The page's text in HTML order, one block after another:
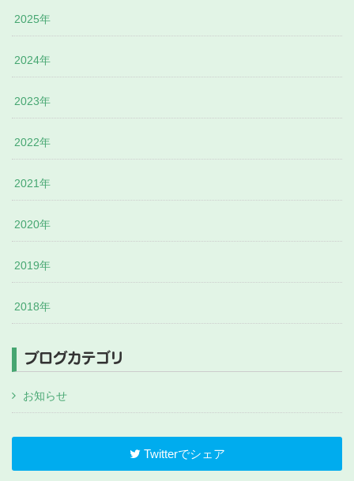
2025年
2024年
2023年
2022年
2021年
2020年
2019年
2018年
ブログカテゴリ
お知らせ
Twitterでシェア